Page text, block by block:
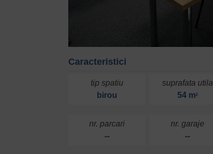
Caracteristici
tip spatiu
birou
suprafata utila
54 m2
nr. parcari
--
nr. garaje
--